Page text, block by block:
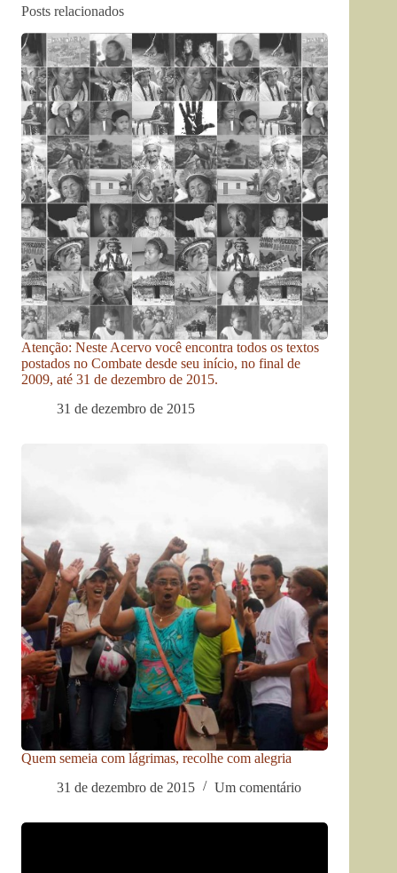
Posts relacionados
Atenção: Neste Acervo você encontra todos os textos
postados no Combate desde seu início, no final de
2009, até 31 de dezembro de 2015.
31 de dezembro de 2015
Quem semeia com lágrimas, recolhe com alegria
31 de dezembro de 2015
Um comentário